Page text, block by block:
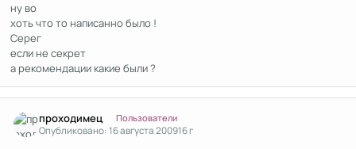
ну во
хоть что то написанно было !
Серег
если не секрет
а рекомендации какие были ?
проходимец Пользователи
Опубликовано:16 августа 200916 г